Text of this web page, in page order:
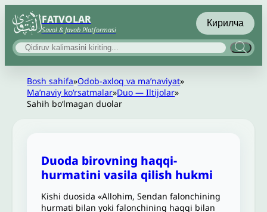
FATVOLAR
Savol & Javob Platformasi
Кирилча
Bosh sahifa»Odob-axloq va maʼnaviyat»
Maʼnaviy koʻrsatmalar»Duo — Iltijolar»
Sahih boʻlmagan duolar
Duoda birovning haqqi-
hurmatini vasila qilish hukmi
Kishi duosida «Allohim, Sendan falonchining
hurmati bilan yoki falonchining haqqi bilan